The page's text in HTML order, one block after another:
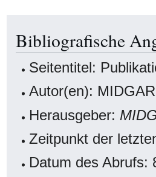
Navigation
springen
Suche
springen
Bibliografische
Seitentitel:
Autor(en):
Herausgeber:
Zeitpunkt der
Datum des Abrufs: